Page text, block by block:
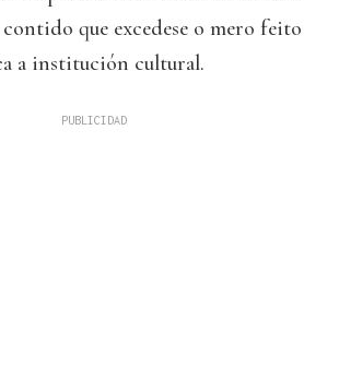
que excedese o mero feito
a institución cultural.